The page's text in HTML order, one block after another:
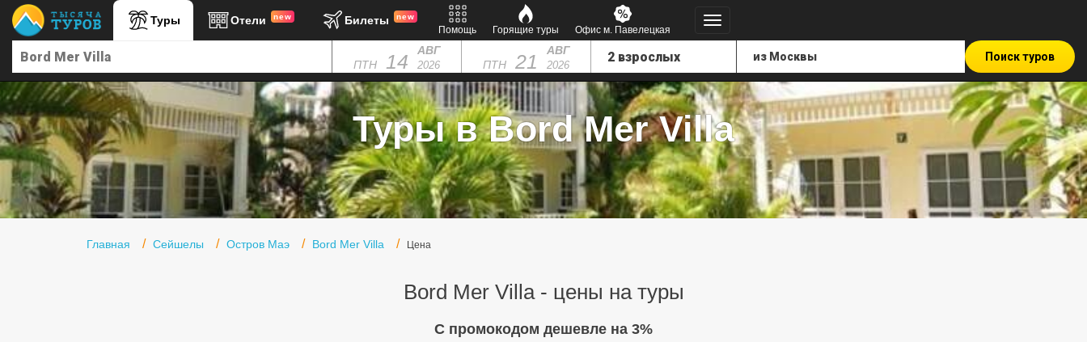
Туры Отели new Билеты new
Помощь Горящие туры Офис м. Павелецкая
ПТН 14 АВГ
2026 ПТН 21 АВГ
2026
Поиск туров
Туры в Bord Mer Villa
Главная Сейшелы Остров Маэ Bord Mer Villa Цена
Bord Mer Villa - цены на туры
C промокодом дешевле на 3%
Главная
Туры в Турцию
Туры в Египет
Туры в ОАЭ
Офис г. Москва